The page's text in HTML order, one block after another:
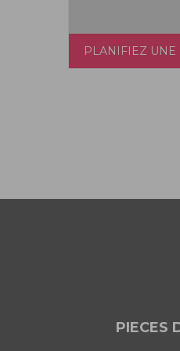
PLANIFIEZ UNE
PIECES